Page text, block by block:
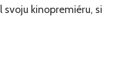
kinopremiéru, si